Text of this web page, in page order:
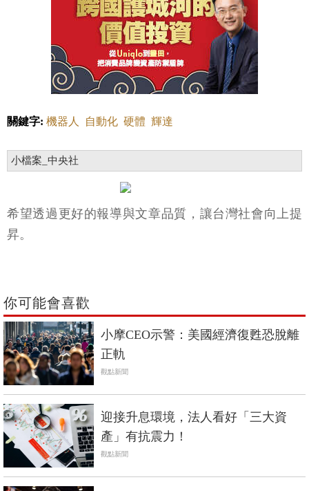
關鍵字: 機器人 自動化 硬體 輝達
小檔案_中央社
希望透過更好的報導與文章品質，讓台灣社會向上提
昇。
你可能會喜歡
小摩CEO示警：美國經濟復甦恐脫離
正軌
觀點新聞
迎接升息環境，法人看好「三大資
產」有抗震力！
觀點新聞